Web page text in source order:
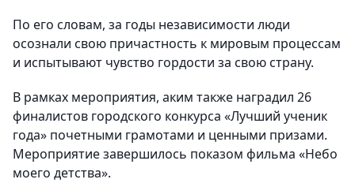
По его словам, за годы независимости люди
осознали свою причастность к мировым процессам
и испытывают чувство гордости за свою страну.
В рамках мероприятия, аким также наградил 26
финалистов городского конкурса «Лучший ученик
года» почетными грамотами и ценными призами.
Мероприятие завершилось показом фильма «Небо
моего детства».